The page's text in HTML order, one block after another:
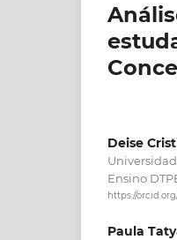
Deise
Ensino
https://
Paula